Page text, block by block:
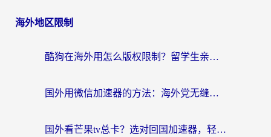
海外地区限制
酷狗在海外用怎么版权限制？留学生亲测：3步解决听国内音乐难题
国外用微信加速器的方法：海外党无缝连接国内生活的实用指南
国外看芒果tv总卡？选对回国加速器，轻松追《浪姐》不费劲